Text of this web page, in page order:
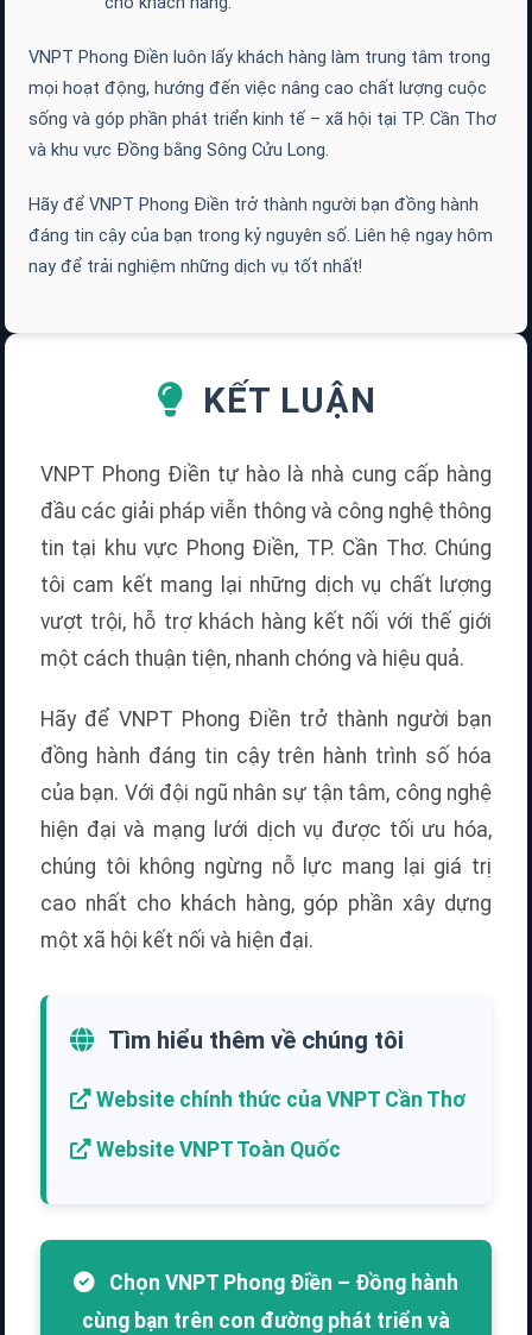
VNPT Phong Điền luôn lấy khách hàng làm trung tâm trong
mọi hoạt động, hướng đến việc nâng cao chất lượng cuộc
sống và góp phần phát triển kinh tế – xã hội tại TP. Cần Thơ
và khu vực Đồng bằng Sông Cửu Long.
Hãy để VNPT Phong Điền trở thành người bạn đồng hành
đáng tin cậy của bạn trong kỷ nguyên số. Liên hệ ngay hôm
nay để trải nghiệm những dịch vụ tốt nhất!
KẾT LUẬN
VNPT Phong Điền tự hào là nhà cung cấp hàng
đầu các giải pháp viễn thông và công nghệ thông
tin tại khu vực Phong Điền, TP. Cần Thơ. Chúng
tôi cam kết mang lại những dịch vụ chất lượng
vượt trội, hỗ trợ khách hàng kết nối với thế giới
một cách thuận tiện, nhanh chóng và hiệu quả.
Hãy để VNPT Phong Điền trở thành người bạn
đồng hành đáng tin cậy trên hành trình số hóa
của bạn. Với đội ngũ nhân sự tận tâm, công nghệ
hiện đại và mạng lưới dịch vụ được tối ưu hóa,
chúng tôi không ngừng nỗ lực mang lại giá trị
cao nhất cho khách hàng, góp phần xây dựng
một xã hội kết nối và hiện đại.
Tìm hiểu thêm về chúng tôi
Website chính thức của VNPT Cần Thơ
Website VNPT Toàn Quốc
Chọn VNPT Phong Điền – Đồng hành
cùng bạn trên con đường phát triển và